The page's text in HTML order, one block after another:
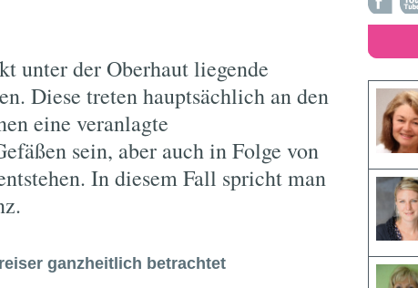
unter der Oberhaut liegende
Diese treten hauptsächlich an den
eine veranlagte
sein, aber auch in Folge von
In diesem Fall spricht man
ganzheitlich betrachtet